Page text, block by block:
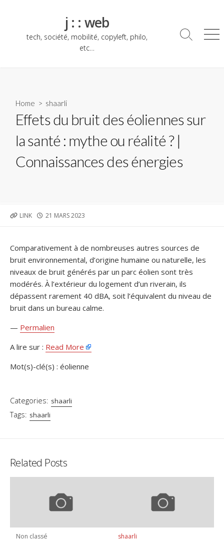
j : : web
tech, société, mobilité, copyleft, philo,
etc…
Search
Home > shaarli
Effets du bruit des éoliennes sur
la santé : mythe ou réalité ? |
Connaissances des énergies
LINK
PUBLISHED
21 MARS 2023
Comparativement à de nombreuses autres sources de
bruit environnemental, d’origine humaine ou naturelle, les
niveaux de bruit générés par un parc éolien sont très
modérés. À l’extérieur du logement d’un riverain, ils
dépassent rarement 40 dBA, soit l’équivalent du niveau de
bruit dans un bureau calme.
— Permalien
A lire sur : Read More
Mot(s)-clé(s) : éolienne
Categories: shaarli
Tags: shaarli
Related Posts
Non classé
shaarli